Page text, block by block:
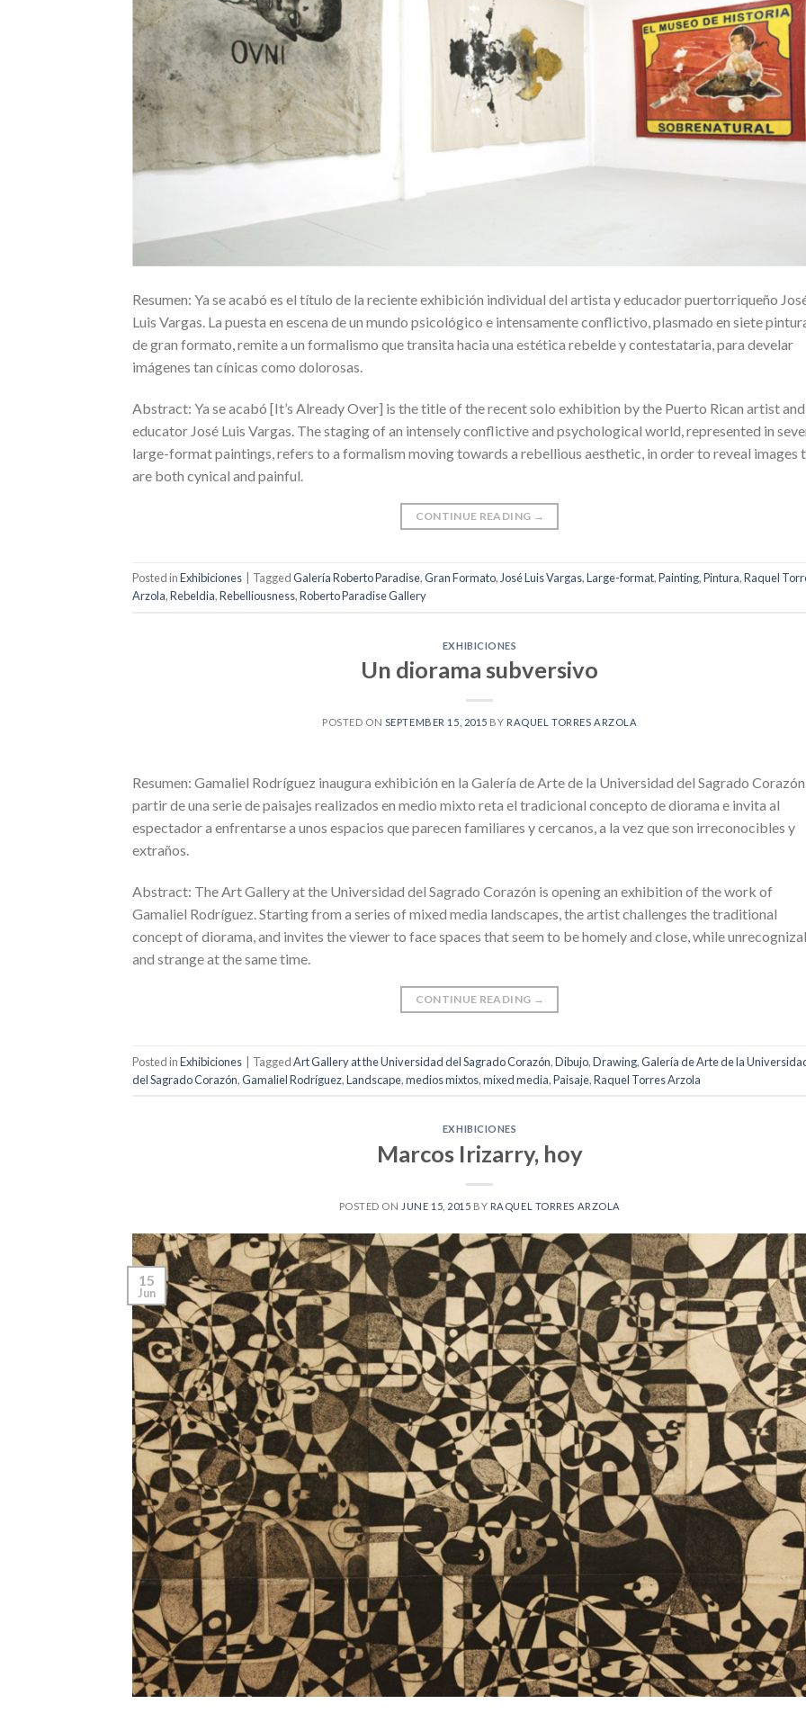
Resumen: Ya se acabó es el título de la reciente exhibición individual del artista y educador puertorriqueño
Luis Vargas. La puesta en escena de un mundo psicológico e intensamente conflictivo, plasmado en siete
de gran formato, remite a un formalismo que transita hacia una estética rebelde y contestataria, para develar
imágenes tan cínicas como dolorosas.
Abstract: Ya se acabó [It’s Already Over] is the title of the recent solo exhibition by the Puerto Rican artist and
educator José Luis Vargas. The staging of an intensely conflictive and psychological world, represented in
large-format paintings, refers to a formalism moving towards a rebellious aesthetic, in order to reveal images
are both cynical and painful.
CONTINUE READING →
Posted inExhibiciones TaggedGalería Roberto Paradise,Gran Formato, José Luis Vargas,Large-format,Painting,Pintura,Raquel
Arzola,Rebeldia,Rebelliousness,Roberto Paradise Gallery
EXHIBICIONES
Un diorama subversivo
POSTED ON SEPTEMBER 15, 2015 BY RAQUEL TORRES ARZOLA
Resumen: Gamaliel Rodríguez inaugura exhibición en la Galería de Arte de la Universidad del Sagrado
partir de una serie de paisajes realizados en medio mixto reta el tradicional concepto de diorama e invita al
espectador a enfrentarse a unos espacios que parecen familiares y cercanos, a la vez que son irreconocibles y
extraños.
Abstract: The Art Gallery at the Universidad del Sagrado Corazón is opening an exhibition of the work of
Gamaliel Rodríguez. Starting from a series of mixed media landscapes, the artist challenges the traditional
concept of diorama, and invites the viewer to face spaces that seem to be homely and close, while
and strange at the same time.
CONTINUE READING →
Posted inExhibiciones TaggedArt Gallery at the Universidad del Sagrado Corazón,Dibujo,Drawing,Galería de Arte de la
del Sagrado Corazón,Gamaliel Rodríguez,Landscape,medios mixtos,mixed media,Paisaje,Raquel Torres Arzola
EXHIBICIONES
Marcos Irizarry, hoy
POSTED ON JUNE 15, 2015 BY RAQUEL TORRES ARZOLA
15
Jun